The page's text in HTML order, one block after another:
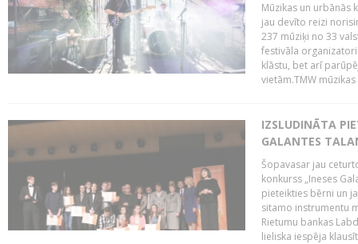
Mūzikas un urbānās
jau devīto reizi
237 mūziķi no 33
festivāla
klāstu, bet arī
vietām.TMW
IZSLUDINĀTA
GALANTES
Šopavasar jau
konkurss „Ineses
pieteikties bērni un
sitamo instrumentu
Rietumu bankas
lieliska iespēja